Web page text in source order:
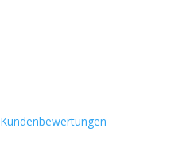
Kundenbewertungen